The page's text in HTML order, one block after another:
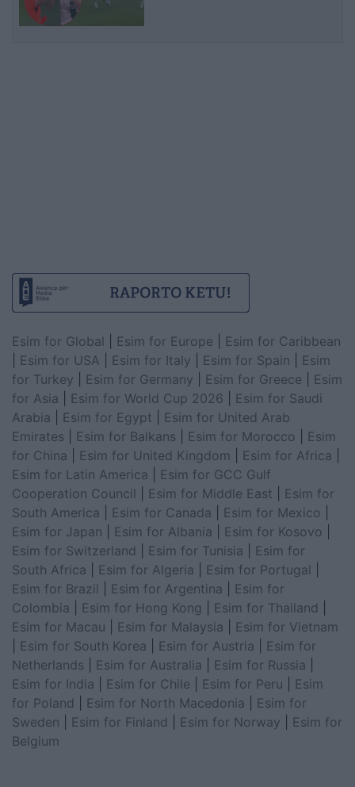
Esim for Global Esim for Europe
Esim for Caribbean
Esim for USA Esim for Italy Esim for Spain
Esim
for Turkey
Esim for Germany Esim for Greece
Esim
for Asia
Esim for World Cup 2026
Esim for Saudi
Arabia
Esim for Egypt
Esim for United Arab
Emirates
Esim for Balkans Esim for Morocco
Esim
for China
Esim for United Kingdom Esim for Africa
Esim for Latin America
Esim for GCC Gulf
Cooperation Council
Esim for Middle East
Esim for
South America
Esim for Canada Esim for Mexico
Esim for Japan
Esim for Albania Esim for Kosovo
Esim for Switzerland
Esim for Tunisia
Esim for
South Africa
Esim for Algeria Esim for Portugal
Esim for Brazil
Esim for Argentina
Esim for
Colombia
Esim for Hong Kong Esim for Thailand
Esim for Macau
Esim for Malaysia
Esim for Vietnam
Esim for South Korea Esim for Austria
Esim for
Netherlands
Esim for Australia Esim for Russia
Esim for India
Esim for Chile Esim for Peru
Esim
for Poland
Esim for North Macedonia
Esim for
Sweden
Esim for Finland Esim for Norway
Esim for
Belgium